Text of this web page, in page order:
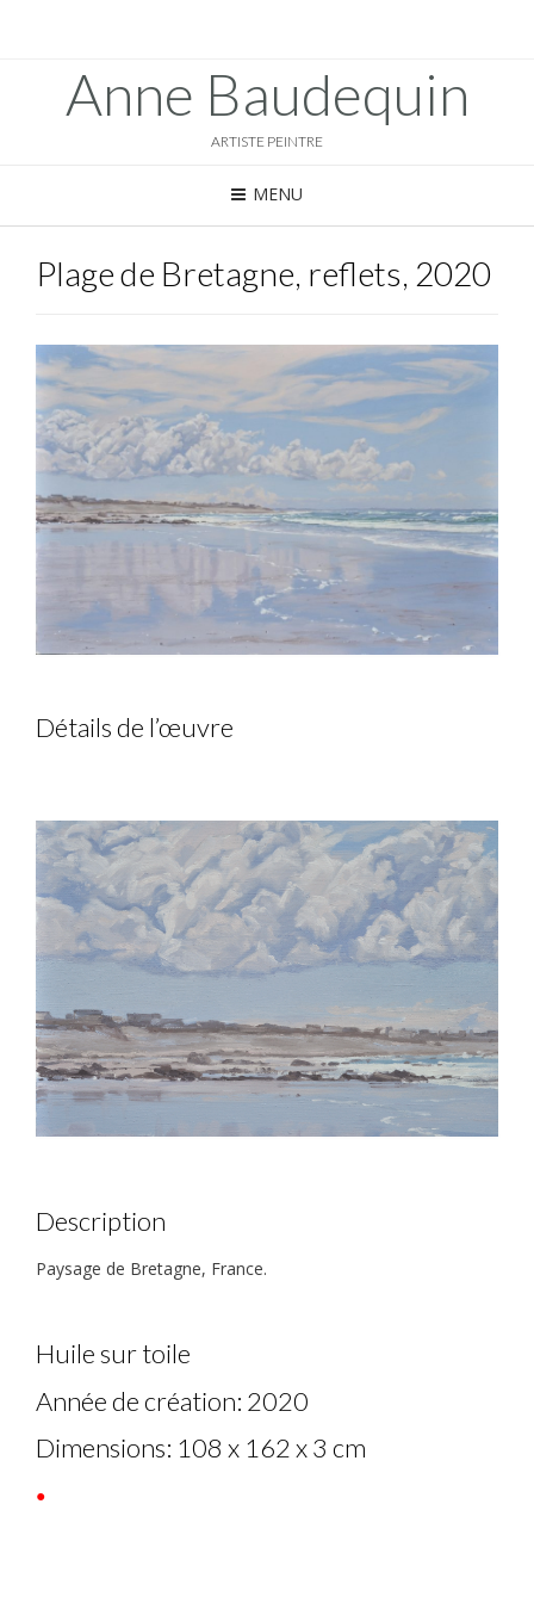
Anne Baudequin
ARTISTE PEINTRE
MENU
Plage de Bretagne, reflets, 2020
Détails de l’œuvre
Description
Paysage de Bretagne, France.
Huile sur toile
Année de création: 2020
Dimensions: 108 x 162 x 3 cm
●